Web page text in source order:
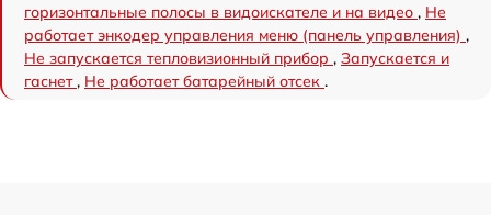
горизонтальные полосы в видоискателе и на видео , Не
работает энкодер управления меню (панель управления) ,
Не запускается тепловизионный прибор , Запускается и
гаснет, Не работает батарейный отсек .